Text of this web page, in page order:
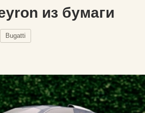
из бумаги
Bugatti